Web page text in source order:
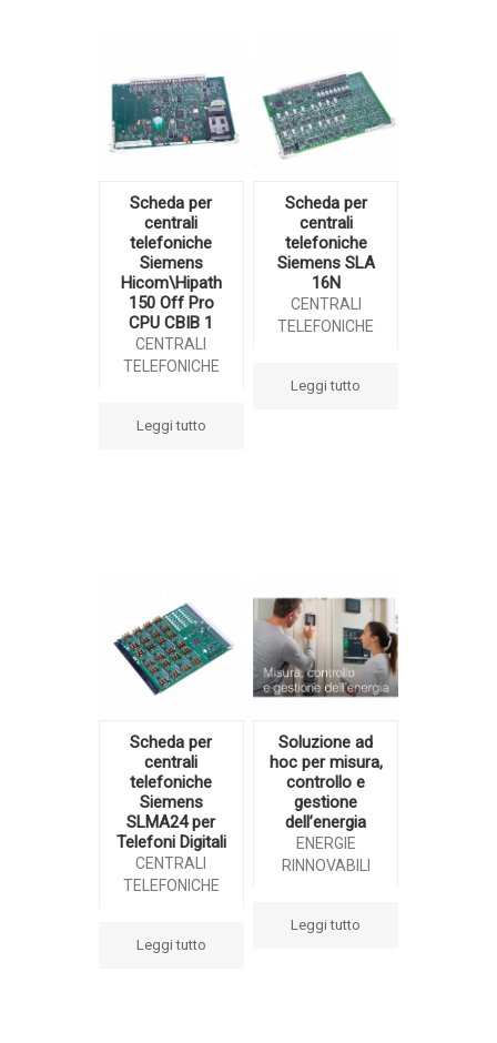
Scheda per
centrali
telefoniche
Siemens
Hicom\Hipath
150 Off Pro
CPU CBIB 1
CENTRALI
TELEFONICHE
Leggi tutto
Scheda per
centrali
telefoniche
Siemens SLA
16N
CENTRALI
TELEFONICHE
Leggi tutto
Scheda per
centrali
telefoniche
Siemens
SLMA24 per
Telefoni Digitali
CENTRALI
TELEFONICHE
Leggi tutto
Soluzione ad
hoc per misura,
controllo e
gestione
dell’energia
ENERGIE
RINNOVABILI
Leggi tutto